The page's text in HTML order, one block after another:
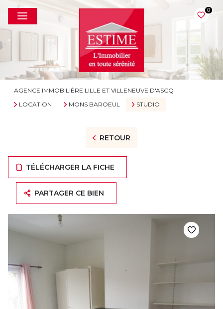
0
AGENCE IMMOBILIÈRE LILLE ET VILLENEUVE D'ASCQ
LOCATION
MONS BAROEUL STUDIO
RETOUR
TÉLÉCHARGER LA FICHE
PARTAGER CE BIEN